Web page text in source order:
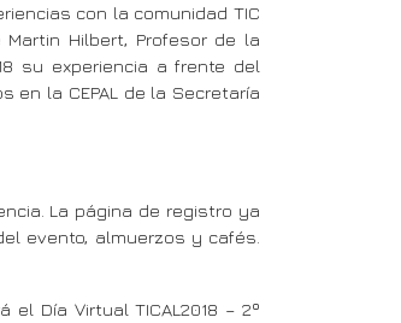
con la comunidad TIC
Hilbert, Profesor de la
su experiencia a frente del
en la CEPAL de la Secretaría
La página de registro ya
evento, almuerzos y cafés.
Día Virtual TICAL2018 – 2º